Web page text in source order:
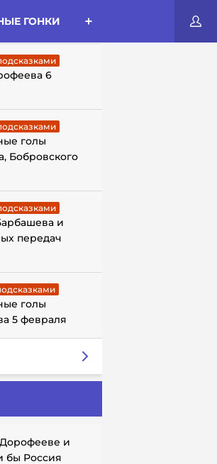
ГОНКИ
6
голы
Бобровского
и
передач
голы
5 февраля
и
бы Россия